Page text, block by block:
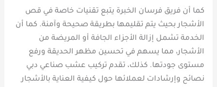
كما أن فريق فرسان الخبرة يتبع تقنيات خاصة في قص
الأشجار بحيث يتم تقليمها بطريقة صحيحة وآمنة. كما أن
الخدمة تشمل إزالة الأجزاء الجافة أو المريضة من
الأشجار، مما يسهم في تحسين مظهر الحديقة ورفع
مستوى جودتها. كذلك، تقدم تركيب عشب صناعي دبي
نصائح وإرشادات لعملائها حول كيفية العناية بالأشجار